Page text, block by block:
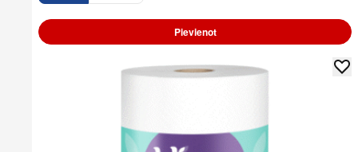
Pievienot